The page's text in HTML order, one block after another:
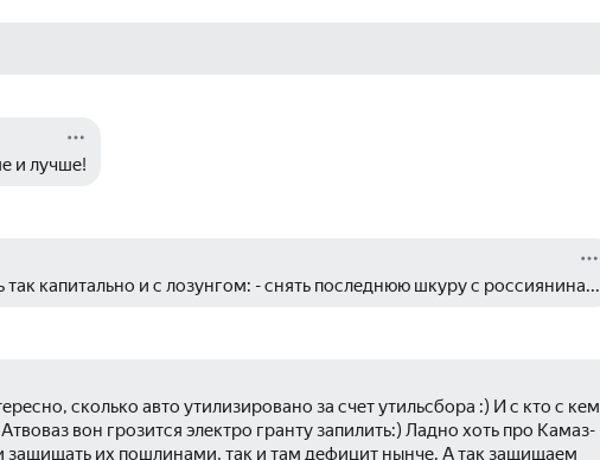
и лучше!
так капитально и с лозунгом: - снять последнюю шкуру с россиянина...
сколько авто утилизировано за счет утильсбора :) И с кто с кем
вон грозится электро гранту запилить:) Ладно хоть про Камаз-
защищать их пошлинами, так и там дефицит нынче. А так защищаем